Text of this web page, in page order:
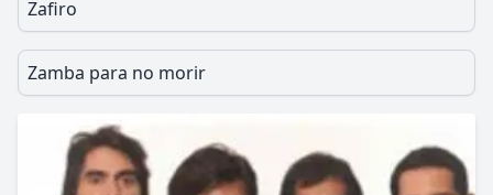
Zafiro
Zamba para no morir